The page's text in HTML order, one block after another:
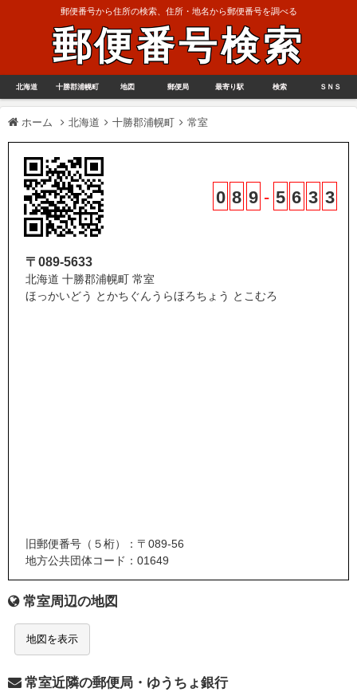
郵便番号から住所の検索、住所・地名から郵便番号を調べる
郵便番号検索
北海道 十勝郡浦幌町 地図 郵便局 最寄り駅 検索 ＳＮＳ
ホーム 北海道 十勝郡浦幌町 常室
0 8 9 - 5 6 3 3
〒089-5633
北海道 十勝郡浦幌町 常室
ほっかいどう とかちぐんうらほろちょう とこむろ
旧郵便番号（５桁）：〒089-56
地方公共団体コード：01649
常室周辺の地図
地図を表示
常室近隣の郵便局・ゆうちょ銀行